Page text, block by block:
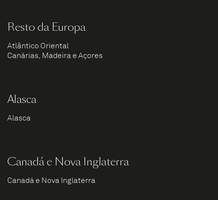
Resto da Europa
Atlântico Oriental
Canárias, Madeira e Açores
Alasca
Alasca
Canadá e Nova Inglaterra
Canadá e Nova Inglaterra